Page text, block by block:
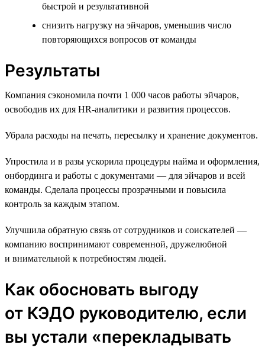
быстрой и результативной
снизить нагрузку на эйчаров, уменьшив число
повторяющихся вопросов от команды
Результаты
Компания сэкономила почти 1 000 часов работы эйчаров,
освободив их для HR-аналитики и развития процессов.
Убрала расходы на печать, пересылку и хранение документов.
Упростила и в разы ускорила процедуры найма и оформления,
онбординга и работы с документами — для эйчаров и всей
команды. Сделала процессы прозрачными и повысила
контроль за каждым этапом.
Улучшила обратную связь от сотрудников и соискателей —
компанию воспринимают современной, дружелюбной
и внимательной к потребностям людей.
Как обосновать выгоду
от КЭДО руководителю, если
вы устали «перекладывать